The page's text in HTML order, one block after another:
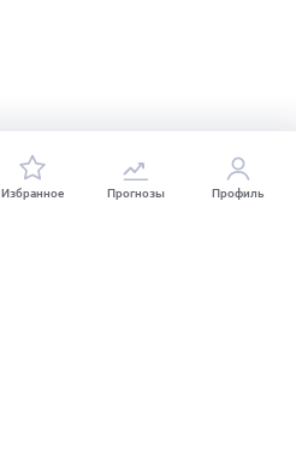
Избранное Прогнозы Профиль